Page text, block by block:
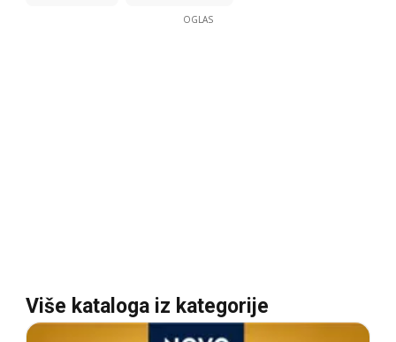
OGLAS
Više kataloga iz kategorije